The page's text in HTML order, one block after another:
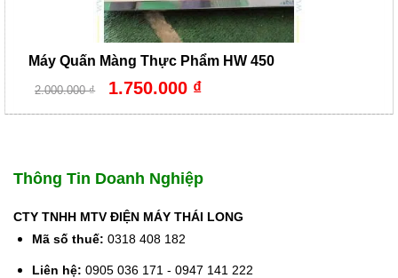
Máy Quấn Màng Thực Phẩm HW 450
2.000.000₫
Giá
gốc
2.000.000 ₫.
1.750.000 ₫Giá
hiện
là:
Thông Tin Doanh Nghiệp
CTY TNHH MTV ĐIỆN MÁY THÁI LONG
Mã số thuế: 0318 408 182
Liên hệ: 0905 036 171 - 0947 141 222